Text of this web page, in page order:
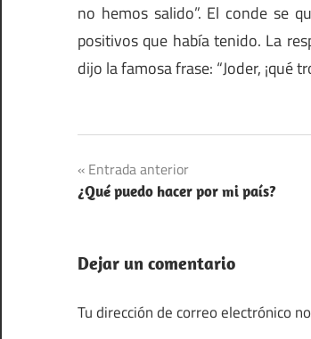
no hemos salido”. El conde se
positivos que había tenido. La
dijo la famosa frase: “Joder, ¡qué
Navegación
de
Entrada anterior
¿Qué puedo hacer por mi país?
Dejar un comentario
Tu dirección de correo electrónico